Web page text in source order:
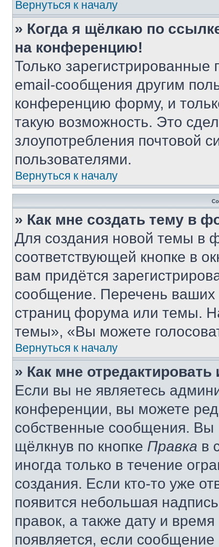
Вернуться к началу
» Когда я щёлкаю по
на конференцию!
Только зарегистрированные
email-сообщения другим
конференцию форму, и
такую возможность. Это
злоупотребления почтовой
пользователями.
Вернуться к началу
» Как мне создать тему в
Для создания новой темы в
соответствующей кнопке в
вам придётся
сообщение. Перечень ваших
страниц форума или темы.
темы», «Вы можете
Вернуться к началу
» Как мне
Если вы не являетесь
конференции, вы можете
собственные сообщения. Вы
щёлкнув по кнопке Правка в
иногда только в течение
создания. Если кто-то уже
появится небольшая
правок, а также дату и
появляется, если